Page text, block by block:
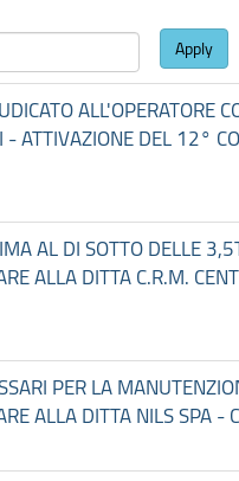
Apply
ALL'OPERATORE
- ATTIVAZIONE DEL 12°
AL DI SOTTO DELLE
ALLA DITTA C.R.M.
PER LA
ALLA DITTA NILS SPA